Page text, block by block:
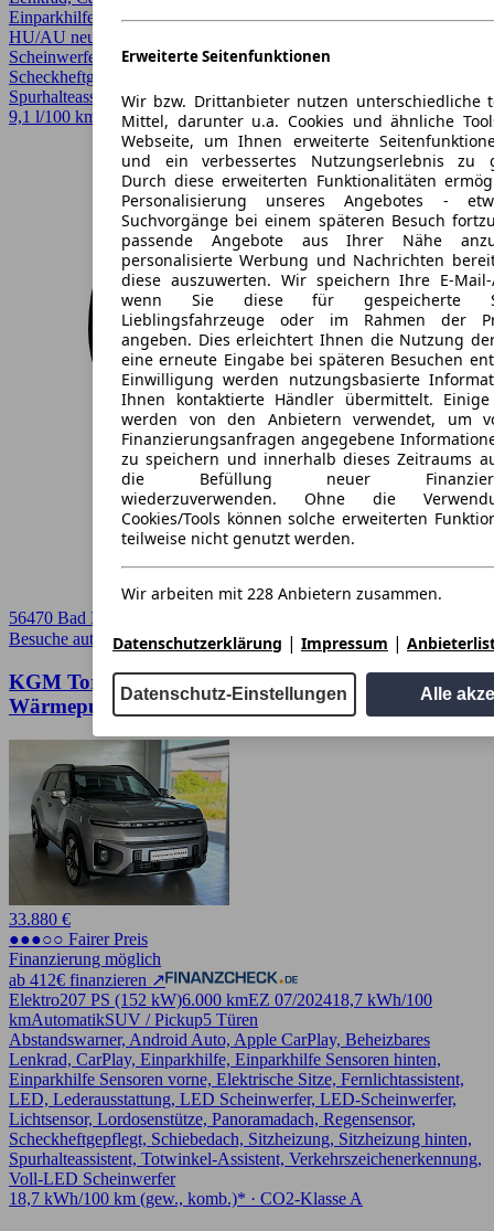
Erweiterte Seitenfunktionen
Wir bzw. Drittanbieter nutzen unterschiedliche
Mittel, darunter u.a. Cookies und ähnliche
Webseite, um Ihnen erweiterte
und ein verbessertes Nutzungserlebnis zu
Durch diese erweiterten Funktionalitäten
Personalisierung unseres Angebotes -
Suchvorgänge bei einem späteren Besuch
passende Angebote aus Ihrer Nähe
personalisierte Werbung und Nachrichten
diese auszuwerten. Wir speichern Ihre E-Mail-
wenn Sie diese für gespeicherte
Lieblingsfahrzeuge oder im Rahmen der
angeben. Dies erleichtert Ihnen die Nutzung
eine erneute Eingabe bei späteren Besuchen
Einwilligung werden nutzungsbasierte
Ihnen kontaktierte Händler übermittelt. Einige
werden von den Anbietern verwendet, um
Finanzierungsanfragen angegebene
zu speichern und innerhalb dieses Zeitraums
die Befüllung neuer
wiederzuverwenden. Ohne die
Cookies/Tools können solche erweiterten
teilweise nicht genutzt werden.
Wir arbeiten mit 228 Anbietern zusammen.
Datenschutzerklärung | Impressum |
Datenschutz-Einstellungen Alle
Einparkhilfe Sensoren vorne, Elektrische Sitze, Fernlichtassistent,
HU/AU neu, LED, Lederausstattung, LED Scheinwerfer, LED-
Scheinwerfer, Lichtsensor, Lordosenstütze, Regensensor,
Scheckheftgepflegt, Sitzheizung, Sitzheizung hinten,
Spurhalteassistent, Totwinkel-Assistent, Voll-LED Scheinwerfer
9,1 l/100 km (komb.)* · CO2-Klasse G
56470 Bad Marienberg
Besuche autoscout24.de➚
KGM Torres EVX Titanium Leder, 20",
Wärmepumpe, Navi, VOLL
33.880 €
●●●○○ Fairer Preis
Finanzierung möglich
ab 412€ finanzieren ↗
Elektro207 PS (152 kW)6.000 kmEZ 07/202418,7 kWh/100
kmAutomatikSUV / Pickup5 Türen
Abstandswarner, Android Auto, Apple CarPlay, Beheizbares
Lenkrad, CarPlay, Einparkhilfe, Einparkhilfe Sensoren hinten,
Einparkhilfe Sensoren vorne, Elektrische Sitze, Fernlichtassistent,
LED, Lederausstattung, LED Scheinwerfer, LED-Scheinwerfer,
Lichtsensor, Lordosenstütze, Panoramadach, Regensensor,
Scheckheftgepflegt, Schiebedach, Sitzheizung, Sitzheizung hinten,
Spurhalteassistent, Totwinkel-Assistent, Verkehrszeichenerkennung,
Voll-LED Scheinwerfer
18,7 kWh/100 km (gew., komb.)* · CO2-Klasse A